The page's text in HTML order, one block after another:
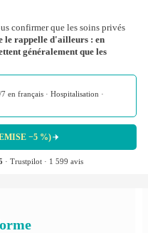
confirmer que les soins privés
le rappelle d'ailleurs : en
généralement que les
7 en français · Hospitalisation ·
−5 %)
· Trustpilot · 1 599 avis